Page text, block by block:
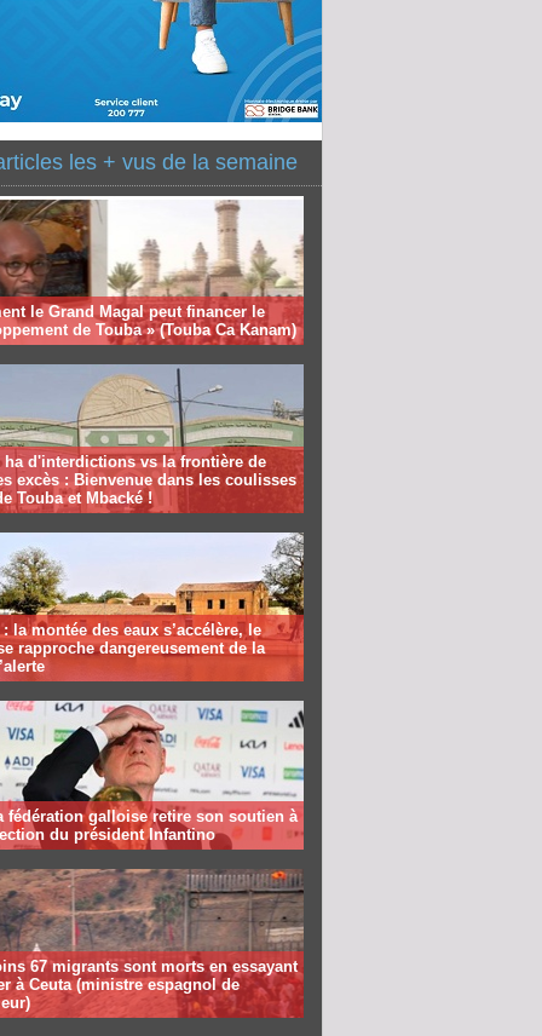
les + vus de la semaine
le Grand Magal peut financer le
de Touba » (Touba Ca Kanam)
ha d'interdictions vs la frontière de
excès : Bienvenue dans les coulisses
Touba et Mbacké !
la montée des eaux s’accélère, le
rapproche dangereusement de la
fédération galloise retire son soutien à
du président Infantino
67 migrants sont morts en essayant
à Ceuta (ministre espagnol de